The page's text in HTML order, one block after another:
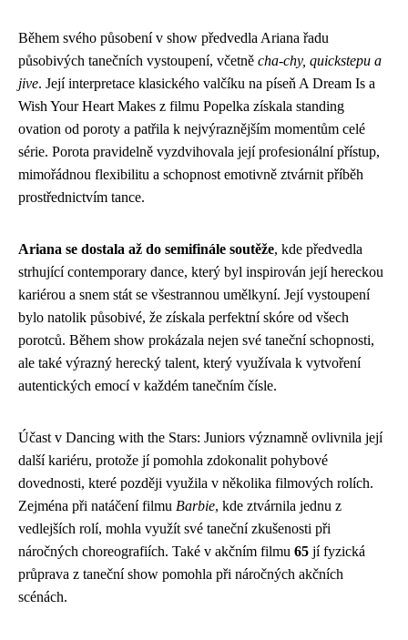
Během svého působení v show předvedla Ariana řadu
působivých tanečních vystoupení, včetně cha-chy, quickstepu a
jive. Její interpretace klasického valčíku na píseň A Dream Is a
Wish Your Heart Makes z filmu Popelka získala standing
ovation od poroty a patřila k nejvýraznějším momentům celé
série. Porota pravidelně vyzdvihovala její profesionální přístup,
mimořádnou flexibilitu a schopnost emotivně ztvárnit příběh
prostřednictvím tance.
Ariana se dostala až do semifinále soutěže, kde předvedla
strhující contemporary dance, který byl inspirován její hereckou
kariérou a snem stát se všestrannou umělkyní. Její vystoupení
bylo natolik působivé, že získala perfektní skóre od všech
porotců. Během show prokázala nejen své taneční schopnosti,
ale také výrazný herecký talent, který využívala k vytvoření
autentických emocí v každém tanečním čísle.
Účast v Dancing with the Stars: Juniors významně ovlivnila její
další kariéru, protože jí pomohla zdokonalit pohybové
dovednosti, které později využila v několika filmových rolích.
Zejména při natáčení filmu Barbie, kde ztvárnila jednu z
vedlejších rolí, mohla využít své taneční zkušenosti při
náročných choreografiích. Také v akčním filmu 65 jí fyzická
průprava z taneční show pomohla při náročných akčních
scénách.